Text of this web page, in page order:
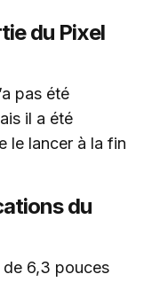
du Pixel
pas été
il a été
le lancer à la fin
du
de 6,3 pouces